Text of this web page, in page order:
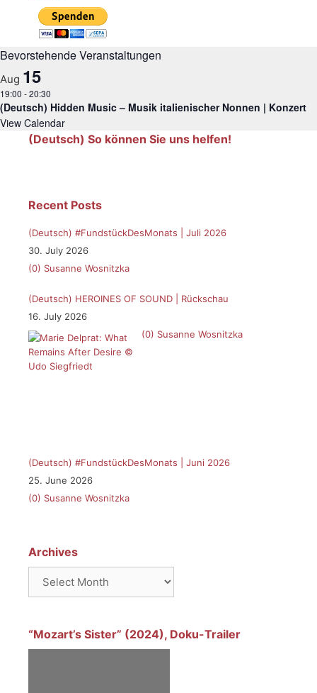
Bevorstehende Veranstaltungen
Aug 15
19:00 -20:30
(Deutsch) Hidden Music – Musik italienischer Nonnen | Konzert
View Calendar
(Deutsch) So können Sie uns helfen!
Recent Posts
(Deutsch) #FundstückDesMonats | Juli 2026
30. July 2026
(0) Susanne Wosnitzka
(Deutsch) HEROINES OF SOUND | Rückschau
16. July 2026
(0) Susanne Wosnitzka
(Deutsch) #FundstückDesMonats | Juni 2026
25. June 2026
(0) Susanne Wosnitzka
Archives
“Mozart’s Sister” (2024), Doku-Trailer